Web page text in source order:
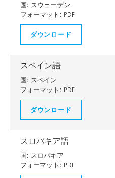
国: スウェーデン
フォーマット: PDF
ダウンロード
スペイン語
国: スペイン
フォーマット: PDF
ダウンロード
スロバキア語
国: スロバキア
フォーマット: PDF